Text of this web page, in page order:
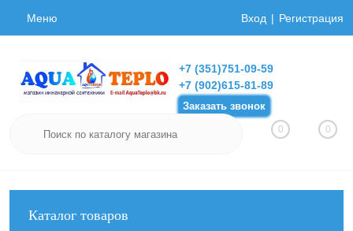
Меню Вход Регистрация
+7 (351)751-09-59
+7 (902)615-81-89
Заказать звонок
0 0
Каталог товаров